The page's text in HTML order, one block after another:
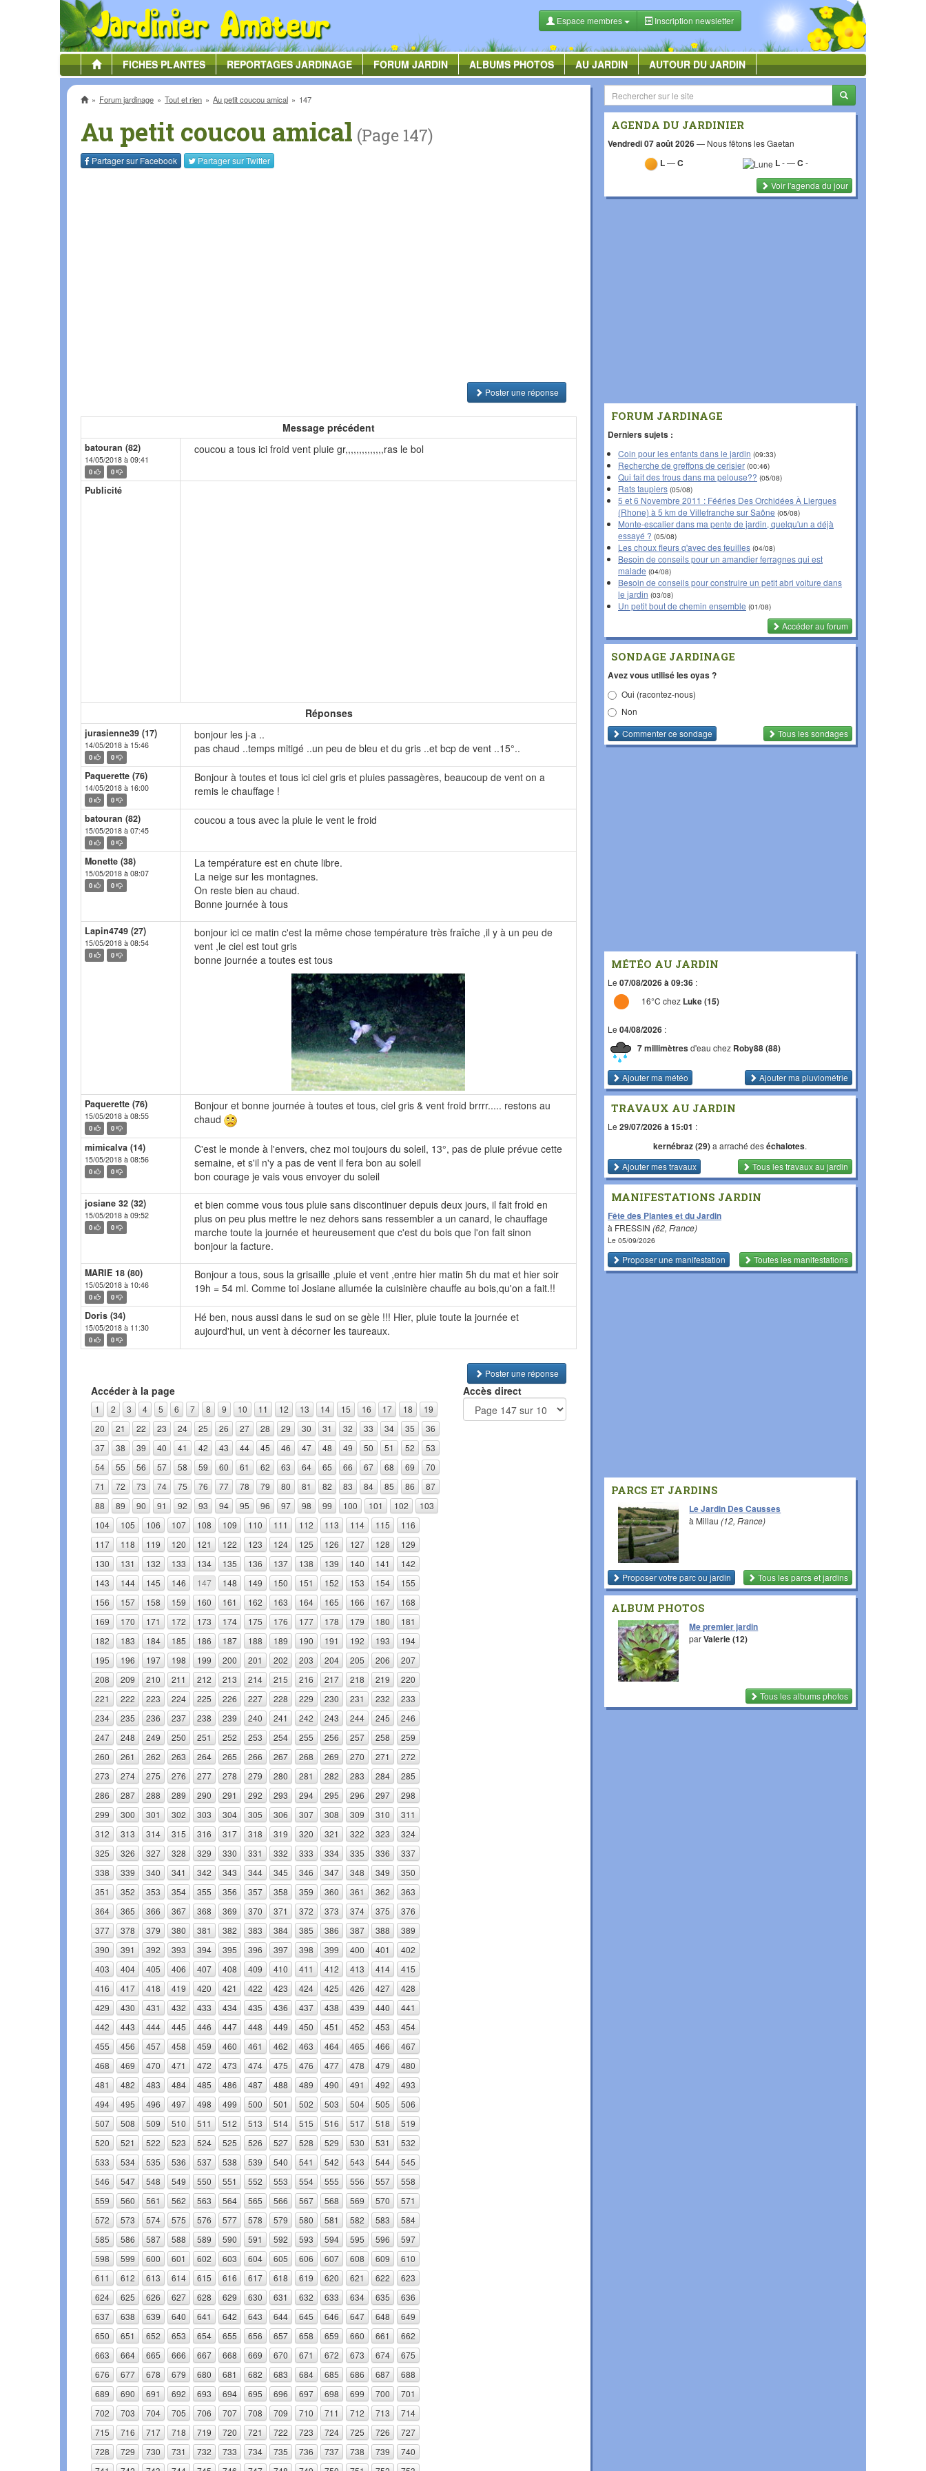
Espace membres Inscription newsletter
FICHESPLANTES REPORTAGESJARDINAGE FORUMJARDIN ALBUMSPHOTOS AU JARDIN AUTOUR DU JARDIN
AccueilForum jardinage Tout et rien Au petit coucou amical 147
Au petit coucou amical (Page 147)
Partager sur Facebook Partager surTwitter
Poster une réponse
Message précédent
batouran (82)
14/05/2018 à 09:41
0 0
coucou a tous ici froid vent pluie gr,,,,,,,,,,,,,,ras le bol
Publicité
Réponses
jurasienne39 (17)
14/05/2018 à 15:46
0 0
bonjour les j-a ..
pas chaud ..temps mitigé ..un peu de bleu et du gris ..et bcp de vent ..15°..
Paquerette (76)
14/05/2018 à 16:00
0 0
Bonjour à toutes et tous ici ciel gris et pluies passagères, beaucoup de vent on a
remis le chauffage !
batouran (82)
15/05/2018 à 07:45
0 0
coucou a tous avec la pluie le vent le froid
Monette (38)
15/05/2018 à 08:07
0 0
La température est en chute libre.
La neige sur les montagnes.
On reste bien au chaud.
Bonne journée à tous
Lapin4749 (27)
15/05/2018 à 08:54
0 0
bonjour ici ce matin c'est la même chose température très fraîche ,il y à un peu de
vent ,le ciel est tout gris
bonne journée a toutes est tous
Paquerette (76)
15/05/2018 à 08:55
0 0
Bonjour et bonne journée à toutes et tous, ciel gris & vent froid brrrr..... restons au
chaud
mimicalva (14)
15/05/2018 à 08:56
0 0
C'est le monde à l'envers, chez moi toujours du soleil, 13°, pas de pluie prévue cette
semaine, et s'il n'y a pas de vent il fera bon au soleil
bon courage je vais vous envoyer du soleil
josiane 32 (32)
15/05/2018 à 09:52
0 0
et bien comme vous tous pluie sans discontinuer depuis deux jours, il fait froid en
plus on peu plus mettre le nez dehors sans ressembler a un canard, le chauffage
marche toute la journée et heureusement que c'est du bois que l'on fait sinon
bonjour la facture.
MARIE 18 (80)
15/05/2018 à 10:46
0 0
Bonjour a tous, sous la grisaille ,pluie et vent ,entre hier matin 5h du mat et hier soir
19h = 54 ml. Comme toi Josiane allumée la cuisinière chauffe au bois,qu'on a fait.!!
Doris (34)
15/05/2018 à 11:30
0 0
Hé ben, nous aussi dans le sud on se gèle !!! Hier, pluie toute la journée et
aujourd'hui, un vent à décorner les taureaux.
Poster une réponse
Accéder à la page
1 2 3 4 5 6 7 8 9 10 11 12 13 14 15 16 17 18
19
20
21 22 23 24 25 26 27 28 29 30 31 32 33 34 35
36
37
38 39 40 41 42 43 44 45 46 47 48 49 50 51 52
53
54
55 56 57 58 59 60 61 62 63 64 65 66 67 68 69
70
71
72 73 74 75 76 77 78 79 80 81 82 83 84 85 86
87
88
89 90 91 92 93 94 95 96 97 98 99 100 101 102
103
104
105 106 107 108 109 110 111 112 113 114 115
116
117
118 119 120 121 122 123 124 125 126 127 128
129
130
131 132 133 134 135 136 137 138 139 140 141
142
143
144 145 146 147 148 149 150 151 152 153 154
155
156
157 158 159 160 161 162 163 164 165 166 167
168
169
170 171 172 173 174 175 176 177 178 179 180
181
182
183 184 185 186 187 188 189 190 191 192 193
194
195
196 197 198 199 200 201 202 203 204 205 206
207
208
209 210 211 212 213 214 215 216 217 218 219
220
221
222 223 224 225 226 227 228 229 230 231 232
233
234
235 236 237 238 239 240 241 242 243 244 245
246
247
248 249 250 251 252 253 254 255 256 257 258
259
260
261 262 263 264 265 266 267 268 269 270 271
272
273
274 275 276 277 278 279 280 281 282 283 284
285
286
287 288 289 290 291 292 293 294 295 296 297
298
299
300 301 302 303 304 305 306 307 308 309 310
311
312
313 314 315 316 317 318 319 320 321 322 323
324
325
326 327 328 329 330 331 332 333 334 335 336
337
338
339 340 341 342 343 344 345 346 347 348 349
350
351
352 353 354 355 356 357 358 359 360 361 362
363
364
365 366 367 368 369 370 371 372 373 374 375
376
377
378 379 380 381 382 383 384 385 386 387 388
389
390
391 392 393 394 395 396 397 398 399 400 401
402
403
404 405 406 407 408 409 410 411 412 413 414
415
416
417 418 419 420 421 422 423 424 425 426 427
428
429
430 431 432 433 434 435 436 437 438 439 440
441
442
443 444 445 446 447 448 449 450 451 452 453
454
455
456 457 458 459 460 461 462 463 464 465 466
467
468
469 470 471 472 473 474 475 476 477 478 479
480
481
482 483 484 485 486 487 488 489 490 491 492
493
494
495 496 497 498 499 500 501 502 503 504 505
506
507
508 509 510 511 512 513 514 515 516 517 518
519
520
521 522 523 524 525 526 527 528 529 530 531
532
533
534 535 536 537 538 539 540 541 542 543 544
545
546
547 548 549 550 551 552 553 554 555 556 557
558
559
560 561 562 563 564 565 566 567 568 569 570
571
572
573 574 575 576 577 578 579 580 581 582 583
584
585
586 587 588 589 590 591 592 593 594 595 596
597
598
599 600 601 602 603 604 605 606 607 608 609
610
611
612 613 614 615 616 617 618 619 620 621 622
623
624
625 626 627 628 629 630 631 632 633 634 635
636
637
638 639 640 641 642 643 644 645 646 647 648
649
650
651 652 653 654 655 656 657 658 659 660 661
662
663
664 665 666 667 668 669 670 671 672 673 674
675
676
677 678 679 680 681 682 683 684 685 686 687
688
689
690 691 692 693 694 695 696 697 698 699 700
701
702
703 704 705 706 707 708 709 710 711 712 713
714
715
716 717 718 719 720 721 722 723 724 725 726
727
728
729 730 731 732 733 734 735 736 737 738 739
740
Accès direct
AGENDA DU JARDINIER
Vendredi 07 août 2026— Nous fêtons les Gaetan
L—C L-—C-
Voir l'agenda du jour
FORUM JARDINAGE
Derniers sujets :
Coin pour les enfants dans le jardin (09:33)
Recherche de greffons de cerisier (00:46)
Qui fait des trous dans ma pelouse?? (05/08)
Rats taupiers (05/08)
5 et 6 Novembre 2011 : Fééries Des Orchidées À Liergues
(Rhone) à 5 km de Villefranche sur Saône (05/08)
Monte-escalier dans ma pente de jardin, quelqu'un a déjà
essayé ? (05/08)
Les choux fleurs q'avec des feuilles (04/08)
Besoin de conseils pour un amandier ferragnes qui est
malade (04/08)
Besoin de conseils pour construire un petit abri voiture dans
le jardin (03/08)
Un petit bout de chemin ensemble (01/08)
Accéder au forum
SONDAGE JARDINAGE
Avez vous utilisé les oyas ?
Oui (racontez-nous)
Non
Commenterce sondage Tous les sondages
MÉTÉO AU JARDIN
Le 07/08/2026 à 09:36 :
16°C chez Luke (15)
Le 04/08/2026 :
7 millimètresd'eau chez Roby88 (88)
Ajouter ma météo Ajouter ma pluviométrie
TRAVAUX AU JARDIN
Le 29/07/2026 à 15:01 :
kernébraz (29)a arraché deséchalotes.
Ajouter mes travaux
Tous les travauxau jardin
MANIFESTATIONS JARDIN
Fête des Plantes et du Jardin
à FRESSIN (62, France)
Le 05/09/2026
Proposer une manifestation Toutes les manifestations
PARCS ET JARDINS
Le Jardin Des Causses
à Millau(12, France)
Proposer votre parc ou jardin Tous les parcs et jardins
ALBUM PHOTOS
Me premier jardin
parValerie (12)
Tous les albums photos